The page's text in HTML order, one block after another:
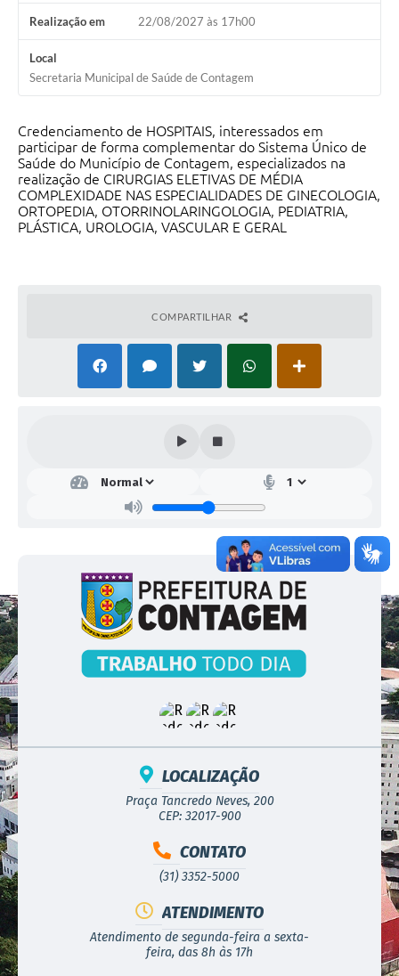
Realização em 22/08/2027 às 17h00
Local
Secretaria Municipal de Saúde de Contagem
Credenciamento de HOSPITAIS, interessados em
participar de forma complementar do Sistema Único de
Saúde do Município de Contagem, especializados na
realização de CIRURGIAS ELETIVAS DE MÉDIA
COMPLEXIDADE NAS ESPECIALIDADES DE GINECOLOGIA,
ORTOPEDIA, OTORRINOLARINGOLOGIA, PEDIATRIA,
PLÁSTICA, UROLOGIA, VASCULAR E GERAL
COMPARTILHAR
LOCALIZAÇÃO
Praça Tancredo Neves, 200
CEP: 32017-900
CONTATO
(31) 3352-5000
ATENDIMENTO
Atendimento de segunda-feira a sexta-
feira, das 8h às 17h